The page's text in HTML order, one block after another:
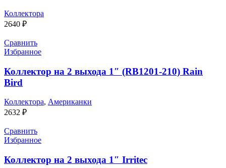
Коллектора
2640 ₽
Сравнить
Избранное
Коллектор на 2 выхода 1″ (RB1201-210) Rain
Bird
Коллектора, Американки
2632 ₽
Сравнить
Избранное
Коллектор на 2 выхода 1″ Irritec